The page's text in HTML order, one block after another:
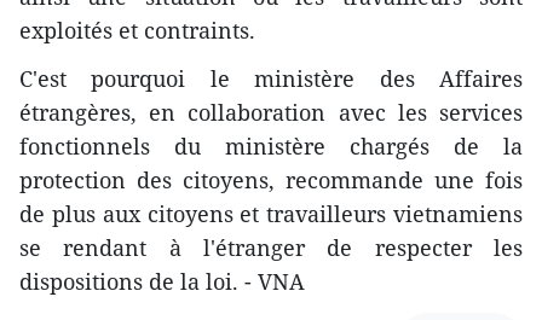
exploités et contraints.
C'est pourquoi le ministère des Affaires
étrangères, en collaboration avec les services
fonctionnels du ministère chargés de la
protection des citoyens, recommande une fois
de plus aux citoyens et travailleurs vietnamiens
se rendant à l'étranger de respecter les
dispositions de la loi. - VNA